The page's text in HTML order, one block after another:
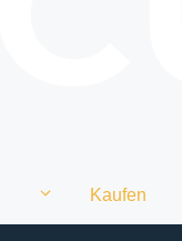
Kaufen